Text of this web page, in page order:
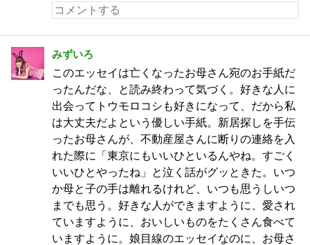
みずいろ
このエッセイは亡くなったお母さん宛のお手紙だ
ったんだな、と読み終わって気づく。好きな人に
出会ってトウモロコシも好きになって、だから私
は大丈夫だよという優しい手紙。新居探しを手伝
ったお母さんが、不動産屋さんに断りの連絡を入
れた際に「東京にもいいひといるんやね。すごく
いいひとやったね」と泣く話がグッときた。いつ
か母と子の手は離れるけれど、いつも思うしいつ
までも思う。好きな人ができますように、愛され
ていますように、おいしいものをたくさん食べて
いますように。娘目線のエッセイなのに、お母さ